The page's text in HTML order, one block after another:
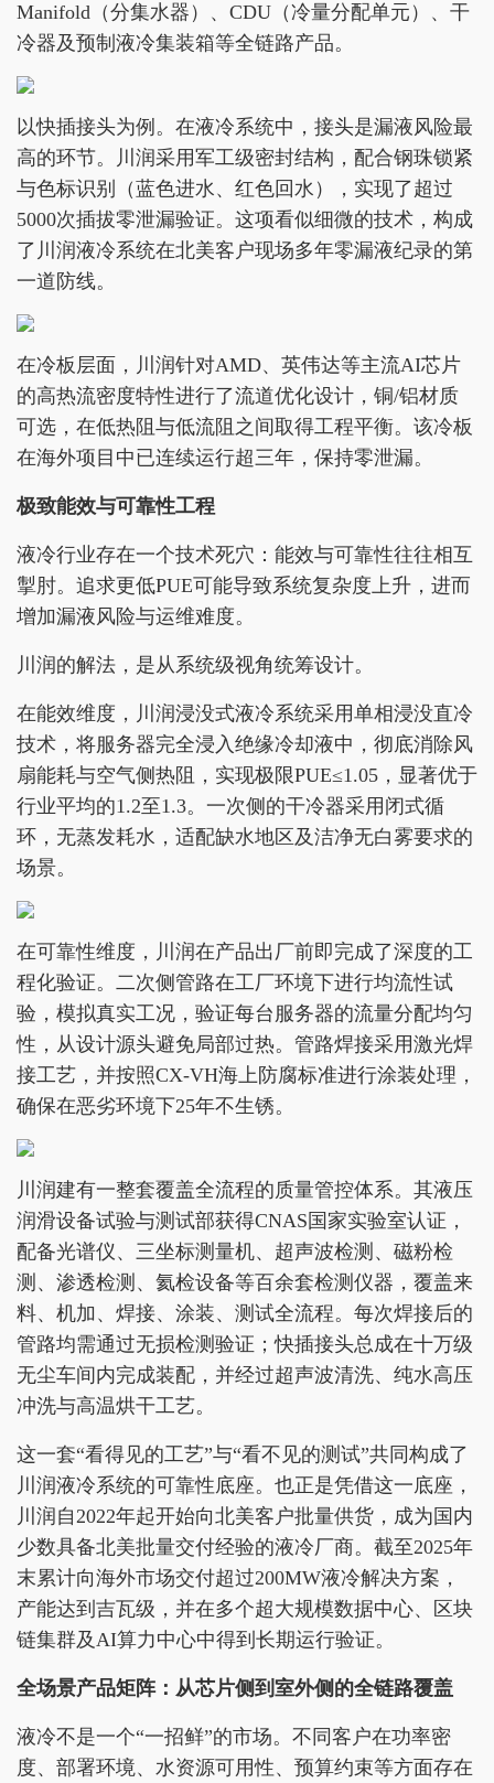
Manifold（分集水器）、CDU（冷量分配单元）、干
冷器及预制液冷集装箱等全链路产品。
以快插接头为例。在液冷系统中，接头是漏液风险最
高的环节。川润采用军工级密封结构，配合钢珠锁紧
与色标识别（蓝色进水、红色回水），实现了超过
5000次插拔零泄漏验证。这项看似细微的技术，构成
了川润液冷系统在北美客户现场多年零漏液纪录的第
一道防线。
在冷板层面，川润针对AMD、英伟达等主流AI芯片
的高热流密度特性进行了流道优化设计，铜/铝材质
可选，在低热阻与低流阻之间取得工程平衡。该冷板
在海外项目中已连续运行超三年，保持零泄漏。
极致能效与可靠性工程
液冷行业存在一个技术死穴：能效与可靠性往往相互
掣肘。追求更低PUE可能导致系统复杂度上升，进而
增加漏液风险与运维难度。
川润的解法，是从系统级视角统筹设计。
在能效维度，川润浸没式液冷系统采用单相浸没直冷
技术，将服务器完全浸入绝缘冷却液中，彻底消除风
扇能耗与空气侧热阻，实现极限PUE≤1.05，显著优于
行业平均的1.2至1.3。一次侧的干冷器采用闭式循
环，无蒸发耗水，适配缺水地区及洁净无白雾要求的
场景。
在可靠性维度，川润在产品出厂前即完成了深度的工
程化验证。二次侧管路在工厂环境下进行均流性试
验，模拟真实工况，验证每台服务器的流量分配均匀
性，从设计源头避免局部过热。管路焊接采用激光焊
接工艺，并按照CX-VH海上防腐标准进行涂装处理，
确保在恶劣环境下25年不生锈。
川润建有一整套覆盖全流程的质量管控体系。其液压
润滑设备试验与测试部获得CNAS国家实验室认证，
配备光谱仪、三坐标测量机、超声波检测、磁粉检
测、渗透检测、氦检设备等百余套检测仪器，覆盖来
料、机加、焊接、涂装、测试全流程。每次焊接后的
管路均需通过无损检测验证；快插接头总成在十万级
无尘车间内完成装配，并经过超声波清洗、纯水高压
冲洗与高温烘干工艺。
这一套“看得见的工艺”与“看不见的测试”共同构成了
川润液冷系统的可靠性底座。也正是凭借这一底座，
川润自2022年起开始向北美客户批量供货，成为国内
少数具备北美批量交付经验的液冷厂商。截至2025年
末累计向海外市场交付超过200MW液冷解决方案，
产能达到吉瓦级，并在多个超大规模数据中心、区块
链集群及AI算力中心中得到长期运行验证。
全场景产品矩阵：从芯片侧到室外侧的全链路覆盖
液冷不是一个“一招鲜”的市场。不同客户在功率密
度、部署环境、水资源可用性、预算约束等方面存在